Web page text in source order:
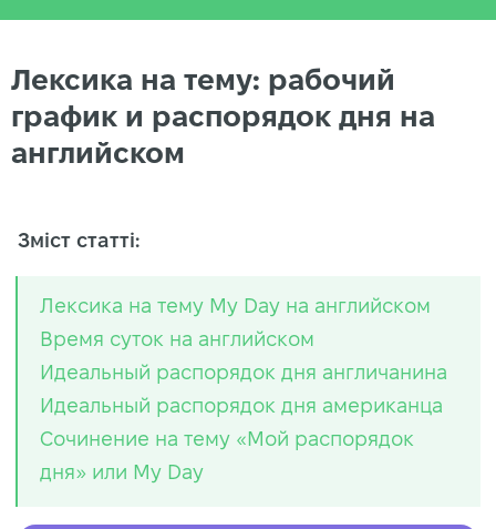
Лексика на тему: рабочий
график и распорядок дня на
английском
Зміст статті:
Лексика на тему My Day на английском
Время суток на английском
Идеальный распорядок дня англичанина
Идеальный распорядок дня американца
Сочинение на тему «Мой распорядок
дня» или My Day